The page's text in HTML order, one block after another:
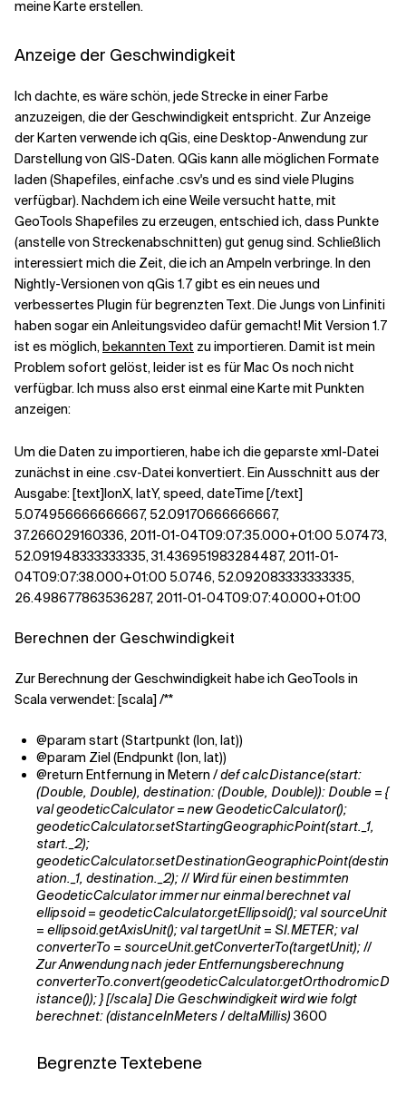
meine Karte erstellen.
Anzeige der Geschwindigkeit
Ich dachte, es wäre schön, jede Strecke in einer Farbe
anzuzeigen, die der Geschwindigkeit entspricht. Zur Anzeige
der Karten verwende ich qGis, eine Desktop-Anwendung zur
Darstellung von GIS-Daten. QGis kann alle möglichen Formate
laden (Shapefiles, einfache .csv's und es sind viele Plugins
verfügbar). Nachdem ich eine Weile versucht hatte, mit
GeoTools Shapefiles zu erzeugen, entschied ich, dass Punkte
(anstelle von Streckenabschnitten) gut genug sind. Schließlich
interessiert mich die Zeit, die ich an Ampeln verbringe. In den
Nightly-Versionen von qGis 1.7 gibt es ein neues und
verbessertes Plugin für begrenzten Text. Die Jungs von Linfiniti
haben sogar ein Anleitungsvideo dafür gemacht! Mit Version 1.7
ist es möglich,bekannten Text zu importieren. Damit ist mein
Problem sofort gelöst, leider ist es für Mac Os noch nicht
verfügbar. Ich muss also erst einmal eine Karte mit Punkten
anzeigen:
Um die Daten zu importieren, habe ich die geparste xml-Datei
zunächst in eine .csv-Datei konvertiert. Ein Ausschnitt aus der
Ausgabe: [text]lonX, latY, speed, dateTime [/text]
5.074956666666667, 52.09170666666667,
37.266029160336, 2011-01-04T09:07:35.000+01:00 5.07473,
52.091948333333335, 31.436951983284487, 2011-01-
04T09:07:38.000+01:00 5.0746, 52.092083333333335,
26.498677863536287, 2011-01-04T09:07:40.000+01:00
Berechnen der Geschwindigkeit
Zur Berechnung der Geschwindigkeit habe ich GeoTools in
Scala verwendet: [scala] /**
@param start (Startpunkt (lon, lat))
@param Ziel (Endpunkt (lon, lat))
@return Entfernung in Metern / def calcDistance(start:
(Double, Double), destination: (Double, Double)): Double = {
val geodeticCalculator = new GeodeticCalculator();
geodeticCalculator.setStartingGeographicPoint(start._1,
start._2);
geodeticCalculator.setDestinationGeographicPoint(destin
ation._1, destination._2); // Wird für einen bestimmten
GeodeticCalculator immer nur einmal berechnet val
ellipsoid = geodeticCalculator.getEllipsoid(); val sourceUnit
= ellipsoid.getAxisUnit(); val targetUnit = SI.METER; val
converterTo = sourceUnit.getConverterTo(targetUnit); //
Zur Anwendung nach jeder Entfernungsberechnung
converterTo.convert(geodeticCalculator.getOrthodromicD
istance()); } [/scala] Die Geschwindigkeit wird wie folgt
berechnet: (distanceInMeters / deltaMillis) 3600
Begrenzte Textebene